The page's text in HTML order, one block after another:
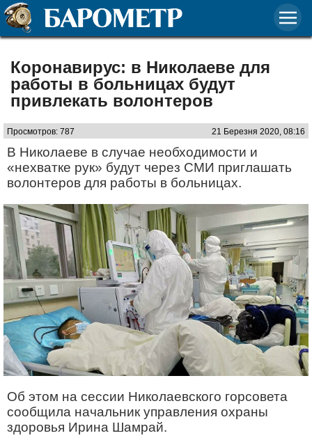
Коронавирус: в Николаеве для
работы в больницах будут
привлекать волонтеров
Просмотров: 787 21 Березня 2020, 08:16
В Николаеве в случае необходимости и
«нехватке рук» будут через СМИ приглашать
волонтеров для работы в больницах.
Об этом на сессии Николаевского горсовета
сообщила начальник управления охраны
здоровья Ирина Шамрай.